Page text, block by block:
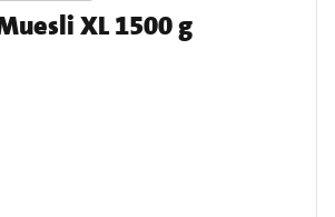
XL 1500 g